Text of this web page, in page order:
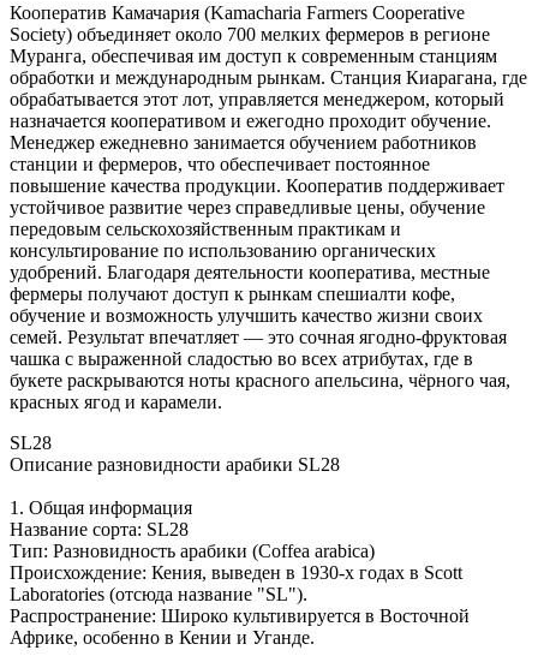
Кооператив Камачария (Kamacharia Farmers Cooperative
Society) объединяет около 700 мелких фермеров в регионе
Муранга, обеспечивая им доступ к современным станциям
обработки и международным рынкам. Станция Киарагана, где
обрабатывается этот лот, управляется менеджером, который
назначается кооперативом и ежегодно проходит обучение.
Менеджер ежедневно занимается обучением работников
станции и фермеров, что обеспечивает постоянное
повышение качества продукции. Кооператив поддерживает
устойчивое развитие через справедливые цены, обучение
передовым сельскохозяйственным практикам и
консультирование по использованию органических
удобрений. Благодаря деятельности кооператива, местные
фермеры получают доступ к рынкам спешиалти кофе,
обучение и возможность улучшить качество жизни своих
семей. Результат впечатляет — это сочная ягодно-фруктовая
чашка с выраженной сладостью во всех атрибутах, где в
букете раскрываются ноты красного апельсина, чёрного чая,
красных ягод и карамели.
SL28
Описание разновидности арабики SL28
1. Общая информация
Название сорта: SL28
Тип: Разновидность арабики (Coffea arabica)
Происхождение: Кения, выведен в 1930-х годах в Scott
Laboratories (отсюда название "SL").
Распространение: Широко культивируется в Восточной
Африке, особенно в Кении и Уганде.